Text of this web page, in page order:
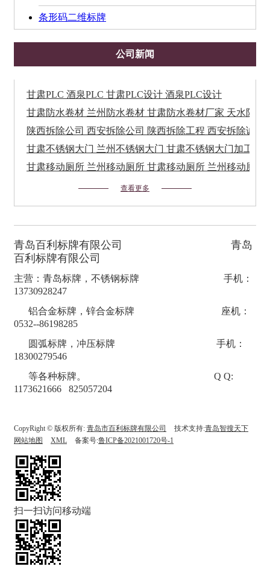
条形码二维标牌
公司新闻
甘肃PLC 酒泉PLC 甘肃PLC设计 酒泉PLC设计
甘肃防水卷材 兰州防水卷材 甘肃防水卷材厂家 天水防水
陕西拆除公司 西安拆除公司 陕西拆除工程 西安拆除诚信
甘肃不锈钢大门 兰州不锈钢大门 甘肃不锈钢大门加工找
甘肃移动厕所 兰州移动厕所 甘肃移动厕所 兰州移动厕所
查看更多
青岛百利标牌有限公司 青岛
百利标牌有限公司
主营：青岛标牌，不锈钢标牌 手机：
13730928247
铝合金标牌，锌合金标牌 座机：
0532--86198285
圆弧标牌，冲压标牌 手机：
18300279546
等各种标牌。 Q Q:
1173621666 825057204
CopyRight © 版权所有: 青岛市百利标牌有限公司 技术支持:青岛智搜天下
网站地图
XML 备案号:鲁ICP备2021001720号-1
扫一扫访问移动端